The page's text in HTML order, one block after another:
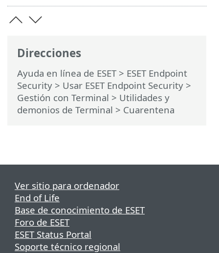
Direcciones
Ayuda en línea de ESET> ESET Endpoint
Security > Usar ESET Endpoint Security >
Gestión con Terminal > Utilidades y
demonios de Terminal > Cuarentena
Ver sitio para ordenador
End of Life
Base de conocimiento de ESET
Foro de ESET
ESET Status Portal
Soporte técnico regional